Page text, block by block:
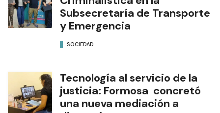
Subsecretaría de Transporte
y Emergencia
SOCIEDAD
Tecnología al servicio de la
justicia: Formosa concretó
una nueva mediación a